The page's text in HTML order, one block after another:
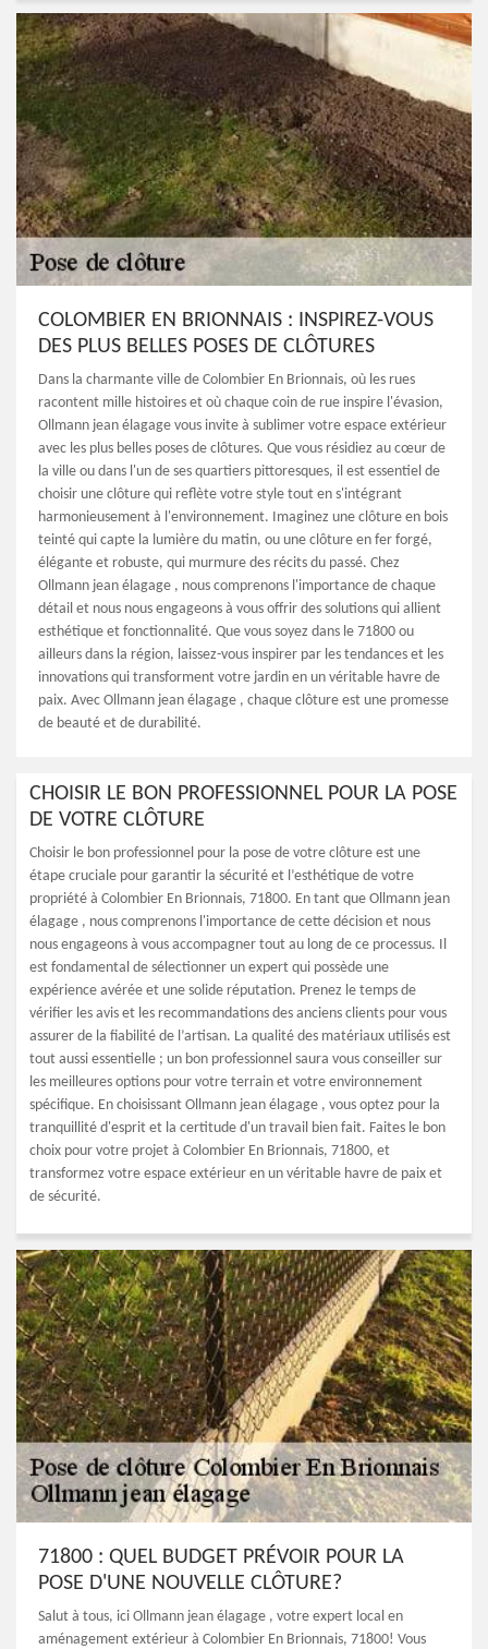
COLOMBIER EN BRIONNAIS : INSPIREZ-VOUS
DES PLUS BELLES POSES DE CLÔTURES
Dans la charmante ville de Colombier En Brionnais, où les rues
racontent mille histoires et où chaque coin de rue inspire l'évasion,
Ollmann jean élagage vous invite à sublimer votre espace extérieur
avec les plus belles poses de clôtures. Que vous résidiez au cœur de
la ville ou dans l'un de ses quartiers pittoresques, il est essentiel de
choisir une clôture qui reflète votre style tout en s'intégrant
harmonieusement à l'environnement. Imaginez une clôture en bois
teinté qui capte la lumière du matin, ou une clôture en fer forgé,
élégante et robuste, qui murmure des récits du passé. Chez
Ollmann jean élagage , nous comprenons l'importance de chaque
détail et nous nous engageons à vous offrir des solutions qui allient
esthétique et fonctionnalité. Que vous soyez dans le 71800 ou
ailleurs dans la région, laissez-vous inspirer par les tendances et les
innovations qui transforment votre jardin en un véritable havre de
paix. Avec Ollmann jean élagage , chaque clôture est une promesse
de beauté et de durabilité.
CHOISIR LE BON PROFESSIONNEL POUR LA POSE
DE VOTRE CLÔTURE
Choisir le bon professionnel pour la pose de votre clôture est une
étape cruciale pour garantir la sécurité et l’esthétique de votre
propriété à Colombier En Brionnais, 71800. En tant que Ollmann jean
élagage , nous comprenons l'importance de cette décision et nous
nous engageons à vous accompagner tout au long de ce processus. Il
est fondamental de sélectionner un expert qui possède une
expérience avérée et une solide réputation. Prenez le temps de
vérifier les avis et les recommandations des anciens clients pour vous
assurer de la fiabilité de l’artisan. La qualité des matériaux utilisés est
tout aussi essentielle ; un bon professionnel saura vous conseiller sur
les meilleures options pour votre terrain et votre environnement
spécifique. En choisissant Ollmann jean élagage , vous optez pour la
tranquillité d'esprit et la certitude d'un travail bien fait. Faites le bon
choix pour votre projet à Colombier En Brionnais, 71800, et
transformez votre espace extérieur en un véritable havre de paix et
de sécurité.
71800 : QUEL BUDGET PRÉVOIR POUR LA
POSE D'UNE NOUVELLE CLÔTURE?
Salut à tous, ici Ollmann jean élagage , votre expert local en
aménagement extérieur à Colombier En Brionnais, 71800! Vous